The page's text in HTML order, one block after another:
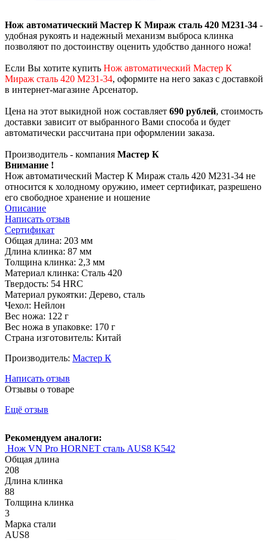
Нож автоматический Мастер К Мираж сталь 420 M231-34 -
удобная рукоять и надежный механизм выброса клинка
позволяют по достоинству оценить удобство данного ножа!
Если Вы хотите купить Нож автоматический Мастер К
Мираж сталь 420 M231-34, оформите на него заказ с доставкой
в интернет-магазине Арсенатор.
Цена на этот выкидной нож составляет 690 рублей, стоимость
доставки зависит от выбранного Вами способа и будет
автоматически рассчитана при оформлении заказа.
Производитель - компания Мастер К
Внимание !
Нож автоматический Мастер К Мираж сталь 420 M231-34 не
относится к холодному оружию, имеет сертификат, разрешено
его свободное хранение и ношение
Описание
Написать отзыв
Сертификат
Общая длина: 203 мм
Длина клинка: 87 мм
Толщина клинка: 2,3 мм
Материал клинка: Сталь 420
Твердость: 54 HRC
Материал рукоятки: Дерево, сталь
Чехол: Нейлон
Вес ножа: 122 г
Вес ножа в упаковке: 170 г
Страна изготовитель: Китай
Производитель: Мастер К
Написать отзыв
Отзывы о товаре
Ещё отзыв
Рекомендуем аналоги:
Нож VN Pro HORNET сталь AUS8 K542
Общая длина
208
Длина клинка
88
Толщина клинка
3
Марка стали
AUS8